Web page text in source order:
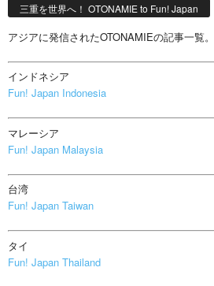
三重を世界へ！ OTONAMIE to Fun! Japan
アジアに発信されたOTONAMIEの記事一覧。
インドネシア
Fun! Japan Indonesia
マレーシア
Fun! Japan Malaysia
台湾
Fun! Japan Taiwan
タイ
Fun! Japan Thailand